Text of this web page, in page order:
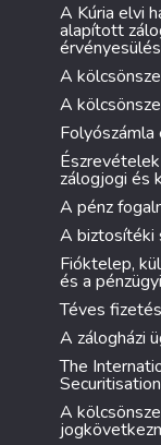
A Kúria elvi
alapított
A
A
zálogjogi és
A pénz
A biztosítéki
Fióktelep,
és a
Téves
A zálogházi
The
A